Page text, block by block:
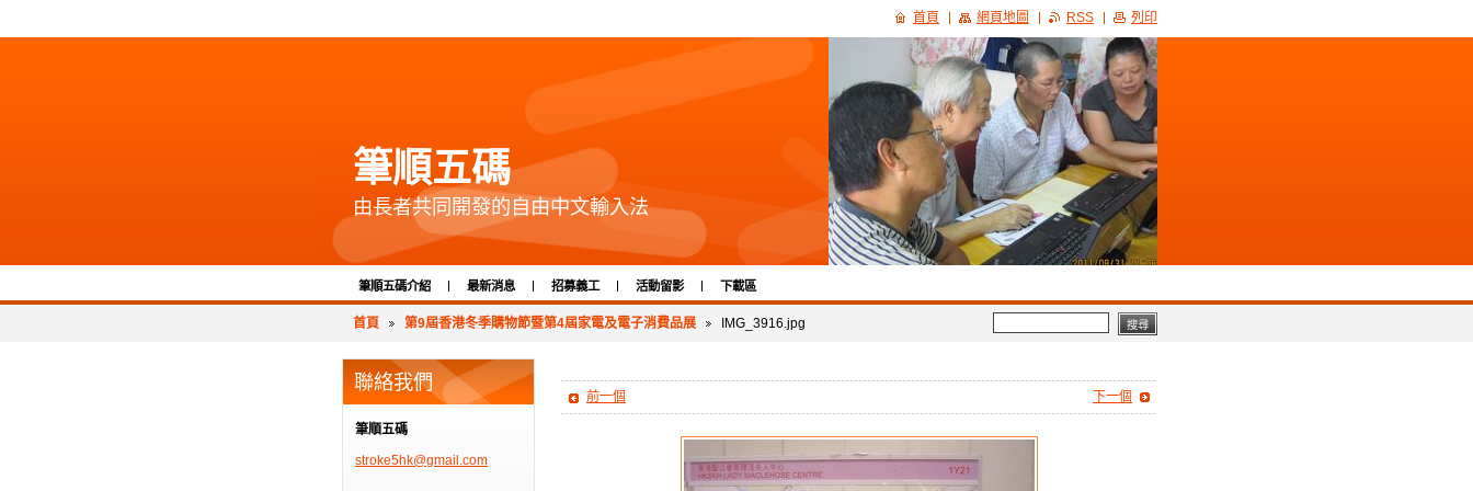
筆順五碼
由長者共同開發的自由中文輸入法
筆順五碼介紹 最新消息 招募義工 活動留影 下載區
首頁 第9屆香港冬季購物節暨第4屆家電及電子消費品展 IMG_3916.jpg
前一個 下一個
聯絡我們
筆順五碼
stroke5hk@gmail.com
首頁 網頁地圖 RSS 列印